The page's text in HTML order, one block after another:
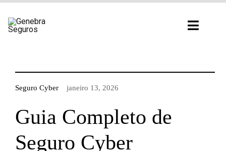
para
Seguro Cyber janeiro 13, 2026
Guia Completo de
Seguro Cyber